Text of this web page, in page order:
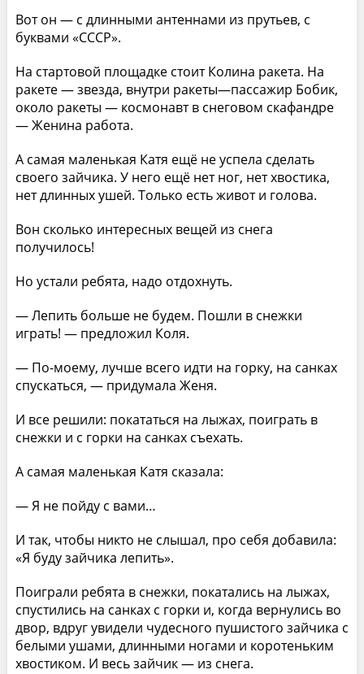
Вот он — с длинными антеннами из прутьев, с
буквами «СССР».
На стартовой площадке стоит Колина ракета. На
ракете — звезда, внутри ракеты—пассажир Бобик,
около ракеты — космонавт в снеговом скафандре
— Женина работа.
А самая маленькая Катя ещё не успела сделать
своего зайчика. У него ещё нет ног, нет хвостика,
нет длинных ушей. Только есть живот и голова.
Вон сколько интересных вещей из снега
получилось!
Но устали ребята, надо отдохнуть.
— Лепить больше не будем. Пошли в снежки
играть! — предложил Коля.
— По-моему, лучше всего идти на горку, на санках
спускаться, — придумала Женя.
И все решили: покататься на лыжах, поиграть в
снежки и с горки на санках съехать.
А самая маленькая Катя сказала:
— Я не пойду с вами…
И так, чтобы никто не слышал, про себя добавила:
«Я буду зайчика лепить».
Поиграли ребята в снежки, покатались на лыжах,
спустились на санках с горки и, когда вернулись во
двор, вдруг увидели чудесного пушистого зайчика с
белыми ушами, длинными ногами и коротеньким
хвостиком. И весь зайчик — из снега.